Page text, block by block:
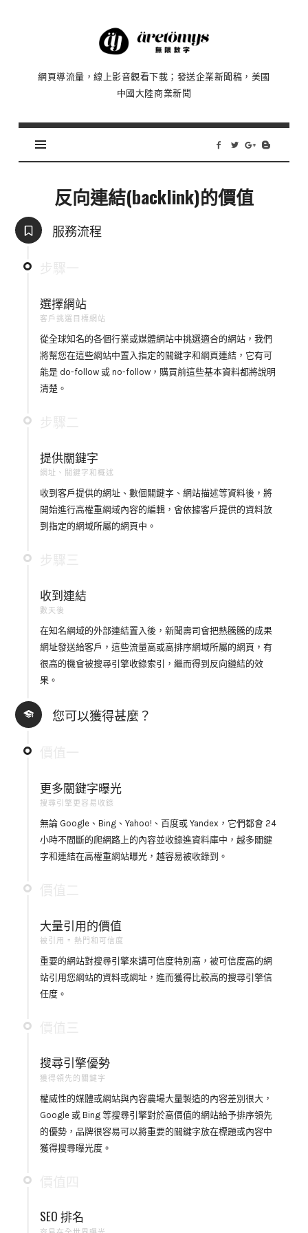
Äretömyys
無
數
|
覽
影
片、
稿
網頁導流量，線上影音觀看下載；發送企業新聞稿，美國
中國大陸商業新聞
反向連結(backlink)的價值
服務流程
選擇網站
客戶挑選目標網站
從全球知名的各個行業或媒體網站中挑選適合的網站，我們
將幫您在這些網站中置入指定的關鍵字和網頁連結，它有可
能是 do-follow 或 no-follow，購買前這些基本資料都將說明
清楚。
提供關鍵字
網址、關鍵字和概述
收到客戶提供的網址、數個關鍵字、網站描述等資料後，將
開始進行高權重網域內容的編輯，會依據客戶提供的資料放
到指定的網域所屬的網頁中。
收到連結
數天後
在知名網域的外部連結置入後，新聞壽司會把熱騰騰的成果
網址發送給客戶，這些流量高或高排序網域所屬的網頁，有
很高的機會被搜尋引擎收錄索引，繼而得到反向鏈結的效
果。
您可以獲得甚麼？
更多關鍵字曝光
搜尋引擎更容易收錄
無論 Google、Bing、Yahoo!、百度或 Yandex，它們都會 24
小時不間斷的爬網路上的內容並收錄進資料庫中，越多關鍵
字和連結在高權重網站曝光，越容易被收錄到。
大量引用的價值
被引用 = 熱門和可信度
重要的網站對搜尋引擎來講可信度特別高，被可信度高的網
站引用您網站的資料或網址，進而獲得比較高的搜尋引擎信
任度。
搜尋引擎優勢
獲得領先的關鍵字
權威性的媒體或網站與內容農場大量製造的內容差別很大，
Google 或 Bing 等搜尋引擎對於高價值的網站給予排序領先
的優勢，品牌很容易可以將重要的關鍵字放在標題或內容中
獲得搜尋曝光度。
SEO 排名